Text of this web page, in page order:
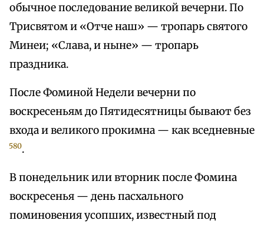
обычное последование великой вечерни. По
Трисвятом и «Отче наш» — тропарь святого
Минеи; «Слава, и ныне» — тропарь
праздника.
После Фоминой Недели вечерни по
воскресеньям до Пятидесятницы бывают без
входа и великого прокимна — как вседневные
580.
В понедельник или вторник после Фомина
воскресенья — день пасхального
поминовения усопших, известный под